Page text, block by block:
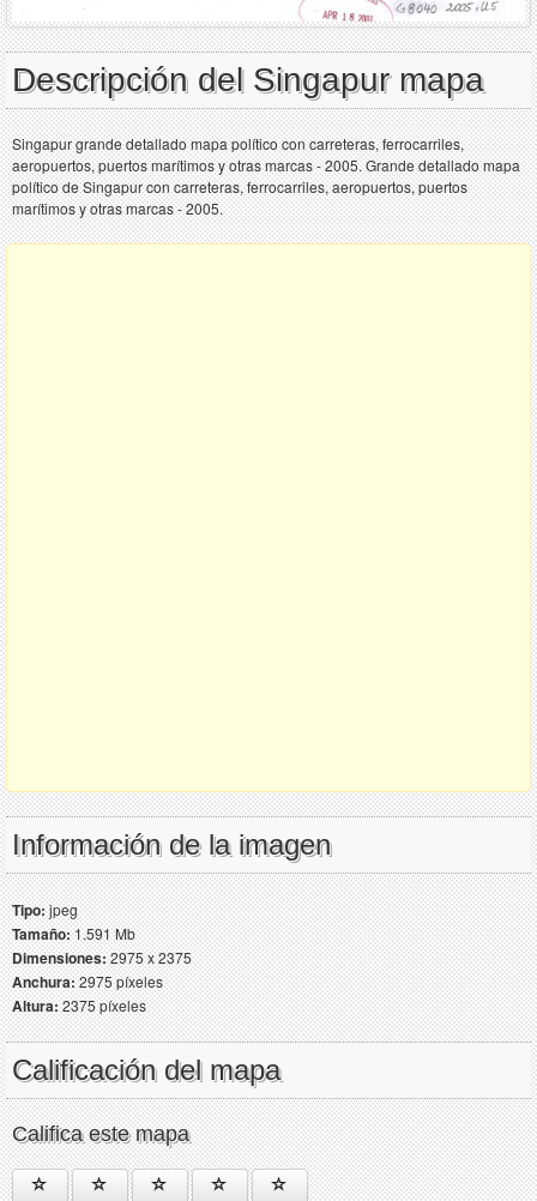
Descripción del Singapur mapa
Singapur grande detallado mapa político con carreteras, ferrocarriles,
aeropuertos, puertos marítimos y otras marcas - 2005. Grande detallado mapa
político de Singapur con carreteras, ferrocarriles, aeropuertos, puertos
marítimos y otras marcas - 2005.
Información de la imagen
Tipo:jpeg
Tamaño:1.591 Mb
Dimensiones:2975 x 2375
Anchura:2975 píxeles
Altura:2375 píxeles
Calificación del mapa
Califica este mapa